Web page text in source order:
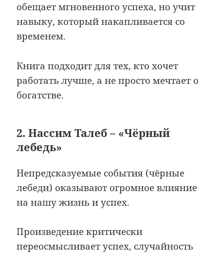
обещает мгновенного успеха, но учит
навыку, который накапливается со
временем.
Книга подходит для тех, кто хочет
работать лучше, а не просто мечтает о
богатстве.
2. Нассим Талеб – «Чёрный
лебедь»
Непредсказуемые события (чёрные
лебеди) оказывают огромное влияние
на нашу жизнь и успех.
Произведение критически
переосмысливает успех, случайность